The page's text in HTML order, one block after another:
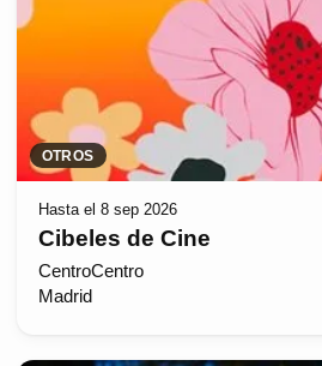
OTROS
Hasta el 8 sep 2026
Cibeles de Cine
CentroCentro
Madrid